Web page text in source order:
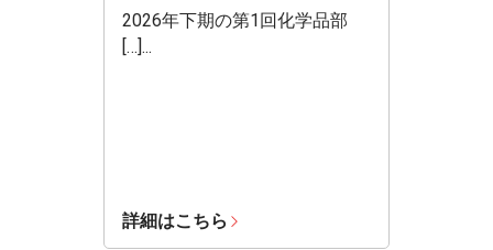
2026年下期の第1回化学品部
[…]...
詳細はこちら